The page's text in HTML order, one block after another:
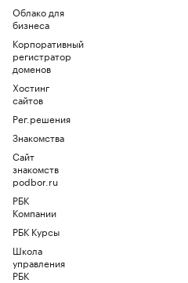
Облако для
бизнеса
Корпоративный
регистратор
доменов
Хостинг
сайтов
Рег.решения
Знакомства
Сайт
знакомств
podbor.ru
РБК
Компании
РБК Курсы
Школа
управления
РБК